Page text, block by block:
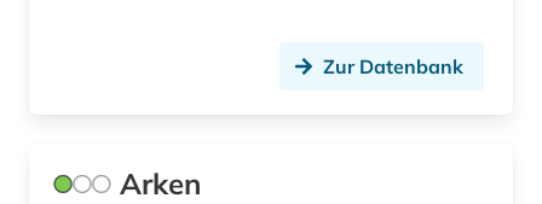
geschichte 1801-1878 (1)
geschichte 1944-1948 (1)
Zur Datenbank
Arken